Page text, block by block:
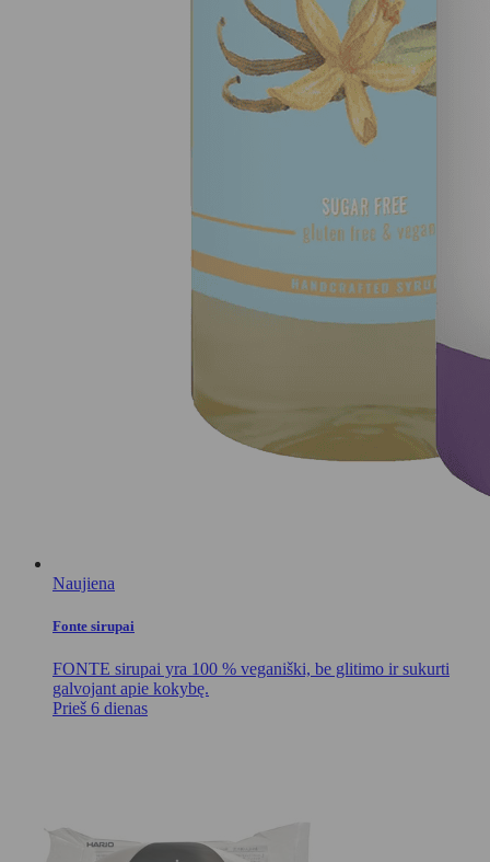
Naujiena
Fonte sirupai
FONTE sirupai yra 100 % veganiški, be glitimo ir sukurti
galvojant apie kokybę.
Prieš 6 dienas